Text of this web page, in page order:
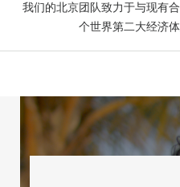
我们的北京团队致力于与现有
个世界第二大经济